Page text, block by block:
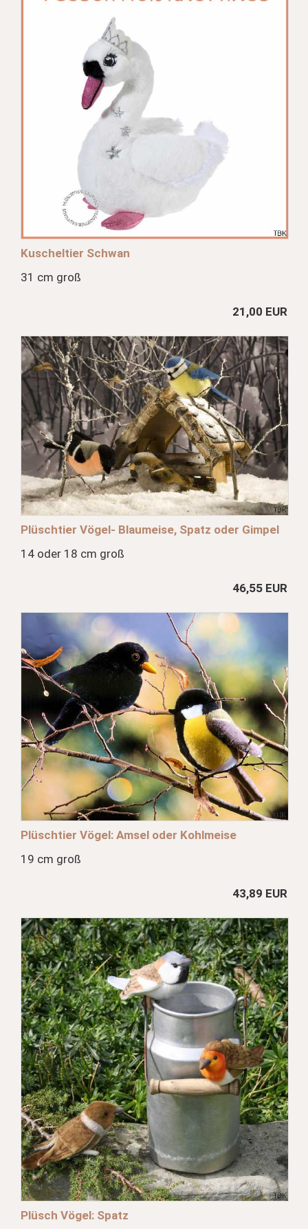
Kuscheltier Schwan
31 cm groß
21,00 EUR
Plüschtier Vögel- Blaumeise, Spatz oder Gimpel
14 oder 18 cm groß
46,55 EUR
Plüschtier Vögel: Amsel oder Kohlmeise
19 cm groß
43,89 EUR
Plüsch Vögel: Spatz